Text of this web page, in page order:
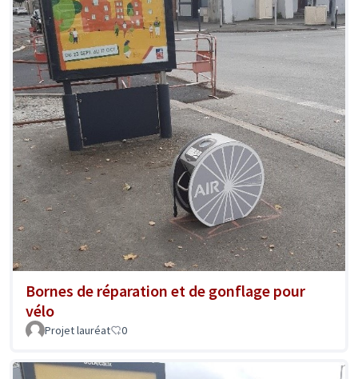
Bornes de réparation et de gonflage pour
vélo
Projet lauréat 0